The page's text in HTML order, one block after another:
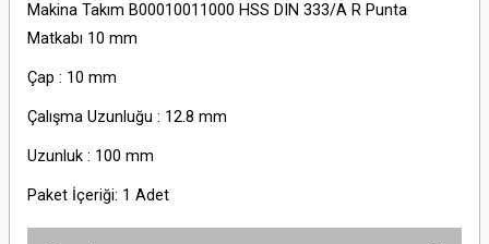
Makina Takım B00010011000 HSS DIN 333/A R Punta
Matkabı 10 mm
Çap : 10 mm
Çalışma Uzunluğu : 12.8 mm
Uzunluk : 100 mm
Paket İçeriği: 1 Adet